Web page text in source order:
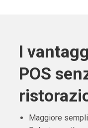
I
POS
Maggiore